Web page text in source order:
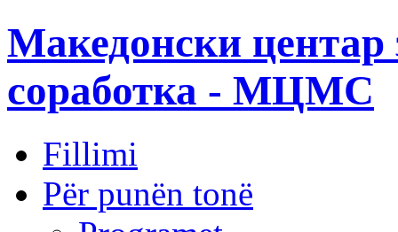
Македонски центар
соработка - МЦМС
Fillimi
Për punën tonë